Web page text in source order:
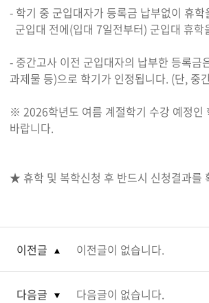
- 학기 중 군입대자가 등록금 납부없이 휴
군입대 전에(입대 7일전부터) 군입대 휴
- 중간고사 이전 군입대자의 납부한 등록
과제물 등)으로 학기가 인정됩니다. (단,
※ 2026학년도 여름 계절학기 수강 예정인
바랍니다.
★ 휴학 및 복학신청 후 반드시 신청결과를
이전글 이전글이 없습니다.
다음글 다음글이 없습니다.